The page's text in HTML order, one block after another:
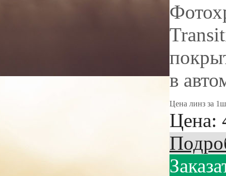
в
Цена линз за
Цена: